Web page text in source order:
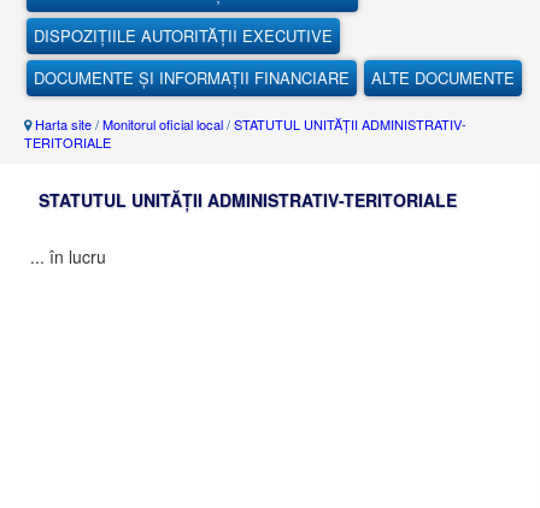
DISPOZIȚIILE AUTORITĂȚII EXECUTIVE
DOCUMENTE ȘI INFORMAȚII FINANCIARE
ALTE DOCUMENTE
Harta site/Monitorul oficial local/STATUTUL UNITĂȚII ADMINISTRATIV-
TERITORIALE
STATUTUL UNITĂȚII ADMINISTRATIV-TERITORIALE
... în lucru